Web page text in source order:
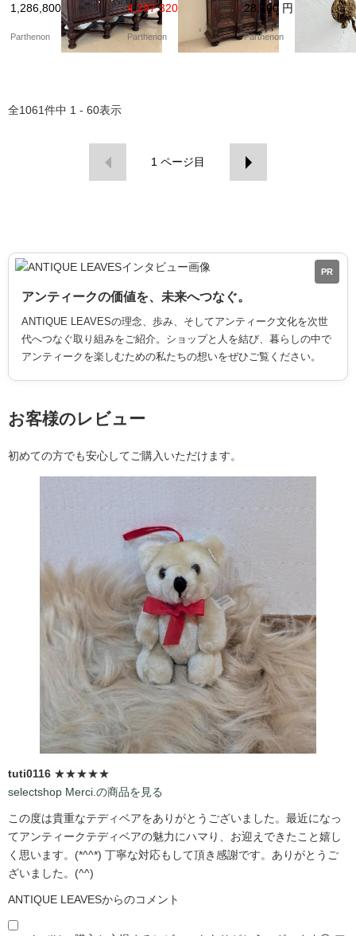
る大型サイドボード【d
s23-10】
1,286,800円
Parthenon
型キャビネット【ds23
-11】
4,297,320 円
Parthenon
プ【2059】
28,700 円
Parthenon
全1061件中 1 - 60表示
1 ページ目
PR
アンティークの価値を、未来へつなぐ。
ANTIQUE LEAVESの理念、歩み、そしてアンティーク文化を次世
代へつなぐ取り組みをご紹介。ショップと人を結び、暮らしの中で
アンティークを楽しむための私たちの想いをぜひご覧ください。
お客様のレビュー
初めての方でも安心してご購入いただけます。
tuti0116 ★★★★★
selectshop Merci.の商品を見る
この度は貴重なテディベアをありがとうございました。最近になっ
てアンティークテディベアの魅力にハマり、お迎えできたこと嬉し
く思います。(*^^*) 丁寧な対応もして頂き感謝です。ありがとうご
ざいました。(^^)
ANTIQUE LEAVESからのコメント